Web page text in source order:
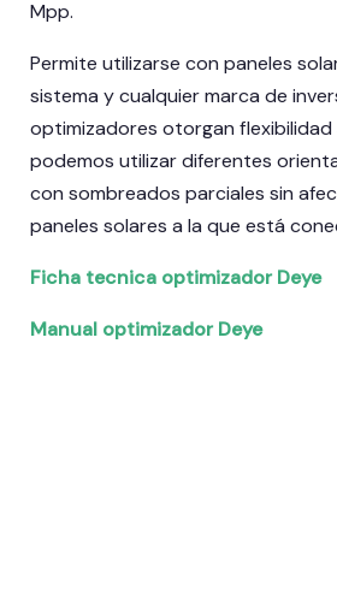
Mpp.
Permite utilizarse con paneles
sistema y cualquier marca de
optimizadores otorgan flexibilidad
podemos utilizar diferentes
con sombreados parciales sin
paneles solares a la que está
Ficha tecnica optimizador Deye
Manual optimizador Deye